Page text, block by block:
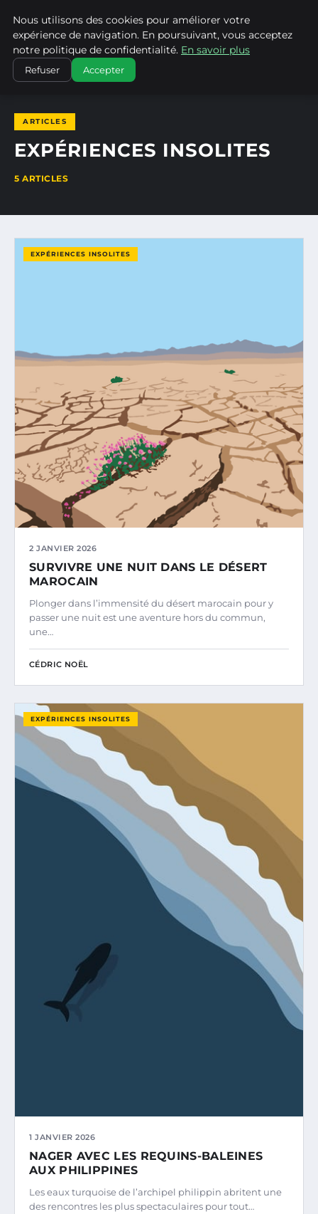
NATURE EN LORRAINE
ACCUEIL EXPÉRIENCES INSOLITES
ARTICLES
EXPÉRIENCES INSOLITES
5 ARTICLES
EXPÉRIENCES INSOLITES
2 JANVIER 2026
SURVIVRE UNE NUIT DANS LE DÉSERT
MAROCAIN
Plonger dans l’immensité du désert marocain pour y
passer une nuit est une aventure hors du commun,
une…
CÉDRIC NOËL
EXPÉRIENCES INSOLITES
1 JANVIER 2026
NAGER AVEC LES REQUINS-BALEINES
AUX PHILIPPINES
Les eaux turquoise de l’archipel philippin abritent une
des rencontres les plus spectaculaires pour tout…
Nous utilisons des cookies pour améliorer votre
expérience de navigation. En poursuivant, vous acceptez
notre politique de confidentialité. En savoir plus
Refuser Accepter